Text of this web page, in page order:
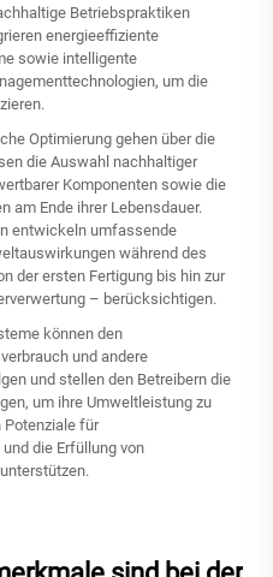
Betriebspraktiken
energieeffiziente
sowie intelligente
um die
Optimierung gehen über die
die Auswahl nachhaltiger
Komponenten sowie die
am Ende ihrer Lebensdauer.
entwickeln umfassende
während des
der ersten Fertigung bis hin zur
– berücksichtigen.
können den
und andere
und stellen den Betreibern die
um ihre Umweltleistung zu
Potenziale für
die Erfüllung von